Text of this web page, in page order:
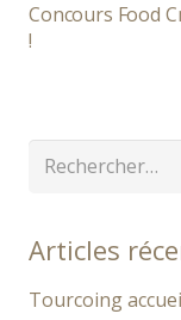
Concours Food
!
Rechercher :
Articles
Tourcoing